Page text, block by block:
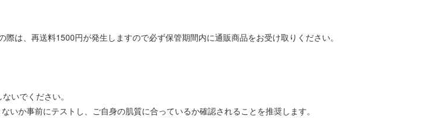
は、再送料1500円が発生しますので必ず保管期間内に通販商品をお受け取りください。
いでください。
か事前にテストし、ご自身の肌質に合っているか確認されることを推奨します。